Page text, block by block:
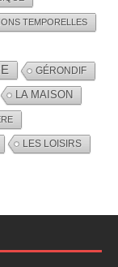
TEMPORELLES
GÉRONDIF
LA MAISON
LES LOISIRS